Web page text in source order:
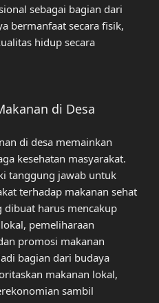
sebagai bagian dari
bermanfaat secara fisik,
hidup secara
di Desa
di desa memainkan
kesehatan masyarakat.
tanggung jawab untuk
terhadap makanan sehat
dibuat harus mencakup
pemeliharaan
promosi makanan
bagian dari budaya
makanan lokal,
sambil